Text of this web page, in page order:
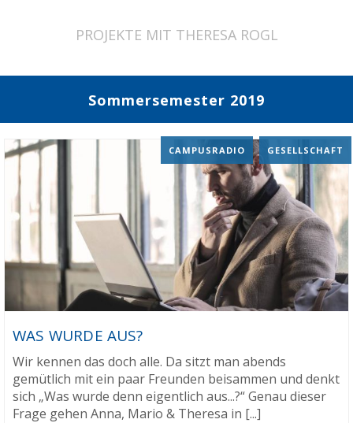
PROJEKTE MIT THERESA ROGL
Sommersemester 2019
WAS WURDE AUS?
CAMPUSRADIO , GESELLSCHAFT
Wir kennen das doch alle. Da sitzt man abends
gemütlich mit ein paar Freunden beisammen und denkt
sich „Was wurde denn eigentlich aus...?“ Genau dieser
Frage gehen Anna, Mario & Theresa in [...]